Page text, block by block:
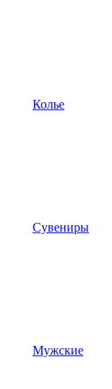
Колье
Сувениры
Мужские